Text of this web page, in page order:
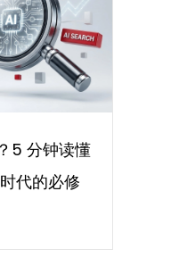
5 分钟读懂
代的必修